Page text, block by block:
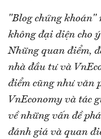
"Blog chứng
không đại diện cho
Những quan điểm,
nhà đầu tư và
điểm cũng như văn
VnEconomy và tác
về những vấn đề
đánh giá và quan